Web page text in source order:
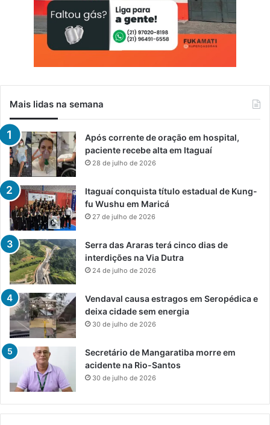
Mais lidas na semana
Após corrente de oração em hospital,
paciente recebe alta em Itaguaí
28 de julho de 2026
Itaguaí conquista título estadual de Kung-
fu Wushu em Maricá
27 de julho de 2026
Serra das Araras terá cinco dias de
interdições na Via Dutra
24 de julho de 2026
Vendaval causa estragos em Seropédica e
deixa cidade sem energia
30 de julho de 2026
Secretário de Mangaratiba morre em
acidente na Rio-Santos
30 de julho de 2026